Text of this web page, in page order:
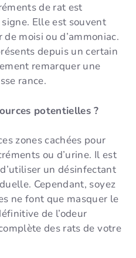
de rat est
Elle est souvent
moisi ou d’ammoniac.
depuis un certain
remarquer une
rance.
potentielles ?
zones cachées pour
ou d’urine. Il est
un désinfectant
Cependant, soyez
ne font que masquer le
de l’odeur
des rats de votre